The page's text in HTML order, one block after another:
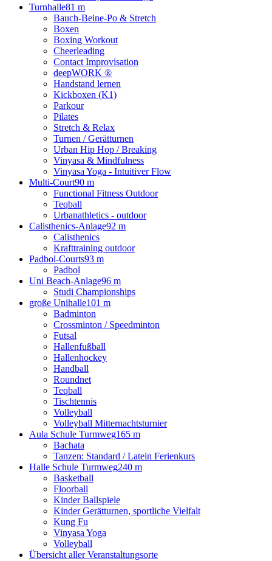
Turnhalle81 m
Bauch-Beine-Po & Stretch
Boxen
Boxing Workout
Cheerleading
Contact Improvisation
deepWORK ®
Handstand lernen
Kickboxen (K1)
Parkour
Pilates
Stretch & Relax
Turnen / Gerätturnen
Urban Hip Hop / Breaking
Vinyasa & Mindfulness
Vinyasa Yoga - Intuitiver Flow
Multi-Court90 m
Functional Fitness Outdoor
Teqball
Urbanathletics - outdoor
Calisthenics-Anlage92 m
Calisthenics
Krafttraining outdoor
Padbol-Courts93 m
Padbol
Uni Beach-Anlage96 m
Studi Championships
große Unihalle101 m
Badminton
Crossminton / Speedminton
Futsal
Hallenfußball
Hallenhockey
Handball
Roundnet
Teqball
Tischtennis
Volleyball
Volleyball Mitternachtsturnier
Aula Schule Turmweg165 m
Bachata
Tanzen: Standard / Latein Ferienkurs
Halle Schule Turmweg240 m
Basketball
Floorball
Kinder Ballspiele
Kinder Gerätturnen, sportliche Vielfalt
Kung Fu
Vinyasa Yoga
Volleyball
Übersicht aller Veranstaltungsorte